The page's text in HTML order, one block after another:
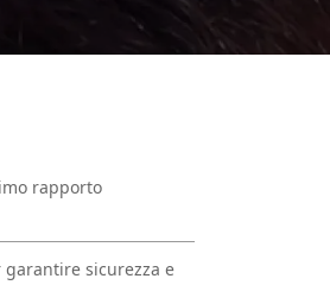
rapporto
sicurezza e